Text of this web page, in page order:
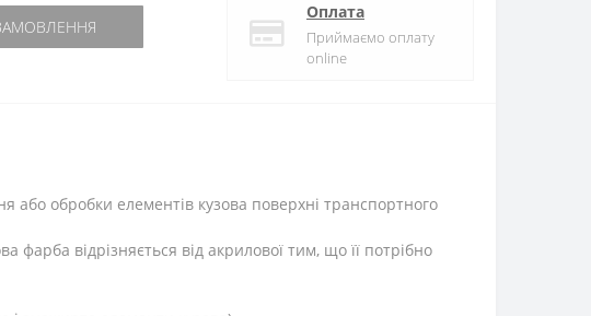
Оплата
Приймаємо оплату
online
або обробки елементів кузова поверхні транспортного
фарба відрізняється від акрилової тим, що її потрібно